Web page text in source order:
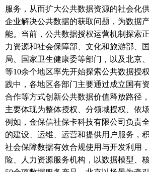
服务，从而扩大公共数据资源的社会化
企业解决公共数据的获取问题，为数据
能。当前，公共数据授权运营机制探索
力资源和社会保障部、文化和旅游部、
局、国家卫生健康委等部门，以及北京
等10余个地区率先开始探索公共数据授
践中，各地区各部门主要通过成立国有
合作等方式创新公共数据价值释放路径
主要体现为整体授权、分领域授权、依
例如，金保信社保卡科技有限公司负责
的建设、运维、运营和提供用户服务，
社会保障数据有效合规使用与开发利用
险、人力资源服务机构，以数据模型、